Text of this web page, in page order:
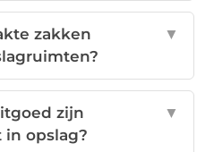
zakken
▼
zijn
opslag?
▼